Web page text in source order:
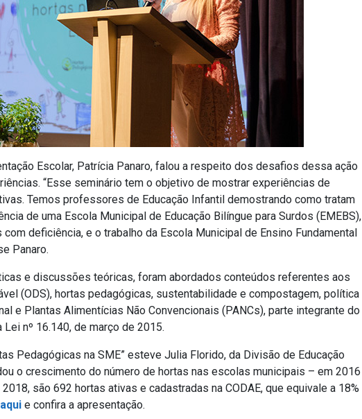
Escolar, Patrícia Panaro, falou a respeito dos desafios dessa ação
“Esse seminário tem o objetivo de mostrar experiências de
Temos professores de Educação Infantil demostrando como tratam
de uma Escola Municipal de Educação Bilíngue para Surdos (EMEBS),
deficiência, e o trabalho da Escola Municipal de Ensino Fundamental
Panaro.
e discussões teóricas, foram abordados conteúdos referentes aos
(ODS), hortas pedagógicas, sustentabilidade e compostagem, política
e Plantas Alimentícias Não Convencionais (PANCs), parte integrante do
nº 16.140, de março de 2015.
Pedagógicas na SME” esteve Julia Florido, da Divisão de Educação
o crescimento do número de hortas nas escolas municipais – em 2016
são 692 hortas ativas e cadastradas na CODAE, que equivale a 18%
aqui e confira a apresentação.